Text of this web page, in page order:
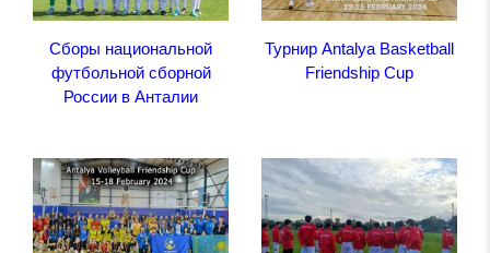
Сборы национальной
футбольной сборной
России в Анталии
Турнир Antalya Basketball
Friendship Cup